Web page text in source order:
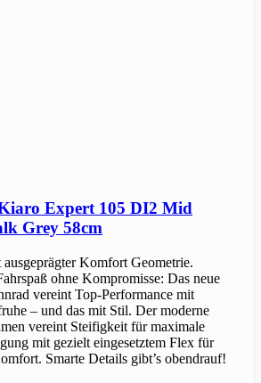
Expert 105 DI2 Mid
Grey 58cm
Komfort Geometrie.
ohne Kompromisse: Das neue
vereint Top-Performance mit
– und das mit Stil. Der moderne
vereint Steifigkeit für maximale
mit gezielt eingesetztem Flex für
Smarte Details gibt’s obendrauf!